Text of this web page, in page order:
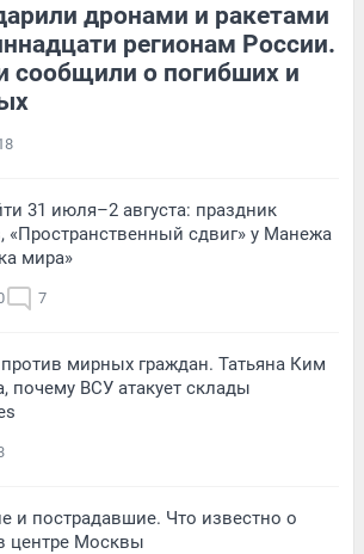
дронами и ракетами
регионам России.
сообщили о погибших и
31 июля–2 августа: праздник
«Пространственный сдвиг» у Манежа
мира»
7
мирных граждан. Татьяна Ким
почему ВСУ атакует склады
и пострадавшие. Что известно о
центре Москвы